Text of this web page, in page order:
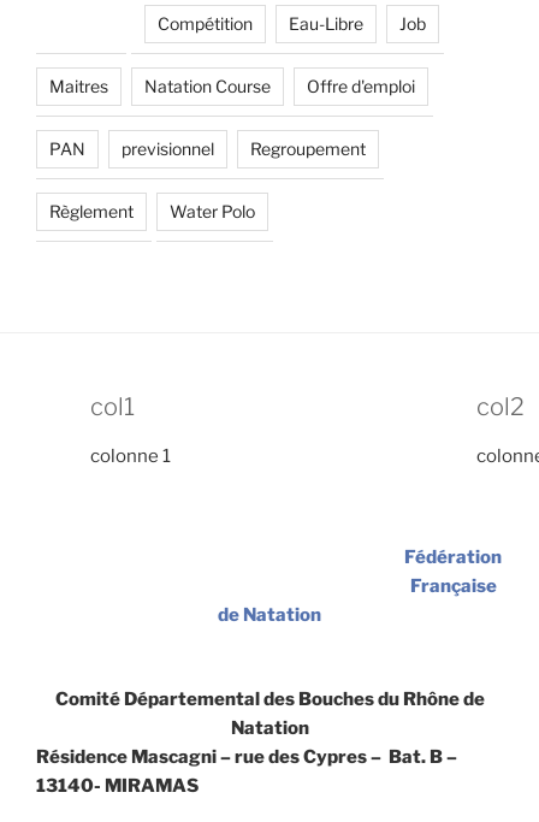
Compétition Eau-Libre Job
Maitres Natation Course Offre d'emploi
PAN previsionnel Regroupement
Règlement Water Polo
col1
colonne 1
col2
Fédération
Française
de Natation
Comité Départemental des Bouches du Rhône de
Natation
Résidence Mascagni – rue des Cypres – Bat. B –
13140- MIRAMAS